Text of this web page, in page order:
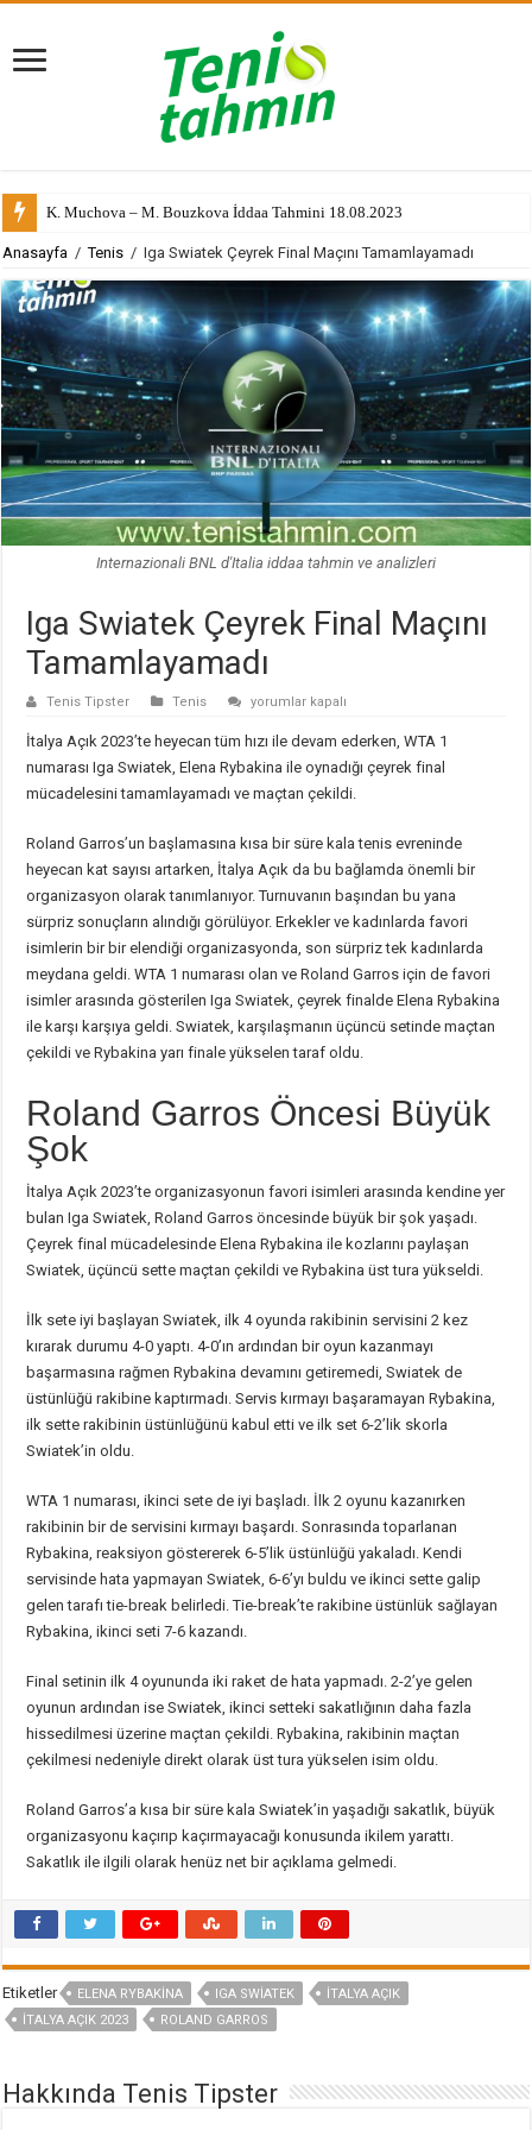
K. Muchova – M. Bouzkova İddaa Tahmini 18.08.2023
Anasayfa / Tenis / Iga Swiatek Çeyrek Final Maçını Tamamlayamadı
Internazionali BNL d'Italia iddaa tahmin ve analizleri
Iga Swiatek Çeyrek Final Maçını
Tamamlayamadı
Tenis Tipster Tenis
Iga
Çeyrek
Final
Maçını
Tamamlayamadı
için
yorumlar kapalı
İtalya Açık 2023’te heyecan tüm hızı ile devam ederken, WTA 1
numarası Iga Swiatek, Elena Rybakina ile oynadığı çeyrek final
mücadelesini tamamlayamadı ve maçtan çekildi.
Roland Garros’un başlamasına kısa bir süre kala tenis evreninde
heyecan kat sayısı artarken, İtalya Açık da bu bağlamda önemli bir
organizasyon olarak tanımlanıyor. Turnuvanın başından bu yana
sürpriz sonuçların alındığı görülüyor. Erkekler ve kadınlarda favori
isimlerin bir bir elendiği organizasyonda, son sürpriz tek kadınlarda
meydana geldi. WTA 1 numarası olan ve Roland Garros için de favori
isimler arasında gösterilen Iga Swiatek, çeyrek finalde Elena Rybakina
ile karşı karşıya geldi. Swiatek, karşılaşmanın üçüncü setinde maçtan
çekildi ve Rybakina yarı finale yükselen taraf oldu.
Roland Garros Öncesi Büyük
Şok
İtalya Açık 2023’te organizasyonun favori isimleri arasında kendine yer
bulan Iga Swiatek, Roland Garros öncesinde büyük bir şok yaşadı.
Çeyrek final mücadelesinde Elena Rybakina ile kozlarını paylaşan
Swiatek, üçüncü sette maçtan çekildi ve Rybakina üst tura yükseldi.
İlk sete iyi başlayan Swiatek, ilk 4 oyunda rakibinin servisini 2 kez
kırarak durumu 4-0 yaptı. 4-0’ın ardından bir oyun kazanmayı
başarmasına rağmen Rybakina devamını getiremedi, Swiatek de
üstünlüğü rakibine kaptırmadı. Servis kırmayı başaramayan Rybakina,
ilk sette rakibinin üstünlüğünü kabul etti ve ilk set 6-2’lik skorla
Swiatek’in oldu.
WTA 1 numarası, ikinci sete de iyi başladı. İlk 2 oyunu kazanırken
rakibinin bir de servisini kırmayı başardı. Sonrasında toparlanan
Rybakina, reaksiyon göstererek 6-5’lik üstünlüğü yakaladı. Kendi
servisinde hata yapmayan Swiatek, 6-6’yı buldu ve ikinci sette galip
gelen tarafı tie-break belirledi. Tie-break’te rakibine üstünlük sağlayan
Rybakina, ikinci seti 7-6 kazandı.
Final setinin ilk 4 oyununda iki raket de hata yapmadı. 2-2’ye gelen
oyunun ardından ise Swiatek, ikinci setteki sakatlığının daha fazla
hissedilmesi üzerine maçtan çekildi. Rybakina, rakibinin maçtan
çekilmesi nedeniyle direkt olarak üst tura yükselen isim oldu.
Roland Garros’a kısa bir süre kala Swiatek’in yaşadığı sakatlık, büyük
organizasyonu kaçırıp kaçırmayacağı konusunda ikilem yarattı.
Sakatlık ile ilgili olarak henüz net bir açıklama gelmedi.
Etiketler ELENA RYBAKINA IGA SWIATEK
İTALYA AÇIK
İTALYA AÇIK 2023
ROLAND GARROS
Hakkında Tenis Tipster